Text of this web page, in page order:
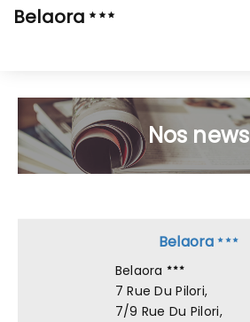
Belaora
Nos news
Belaora
Belaora
7 Rue Du Pilori,
7/9 Rue Du Pilori,